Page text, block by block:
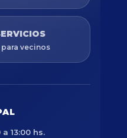
vecinos
13:00 hs.